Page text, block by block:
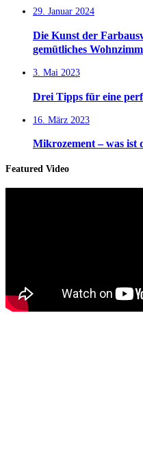
29. Januar 2024
Die Kunst der
gemütliches
3. Mai 2023
Drei Tipps für eine
16. März 2023
Mikrozement – was ist
Featured Video